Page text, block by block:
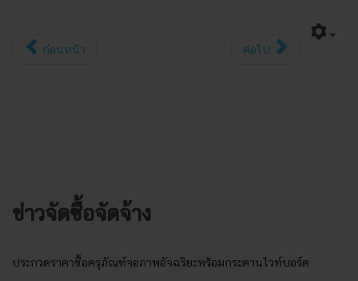
ก่อนหน้า ต่อไป
ข่าวจัดซื้อจัดจ้าง
ประกวดราคาซื้อครุภัณฑ์จอภาพอัจฉริยะพร้อมกระดานไวท์บอร์ด